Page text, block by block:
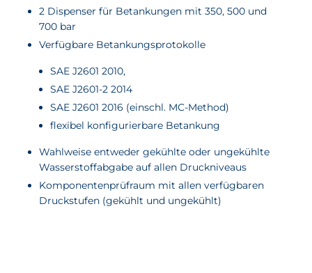
2 Dispenser für Betankungen mit 350, 500 und
700 bar
Verfügbare Betankungsprotokolle
SAE J2601 2010,
SAE J2601-2 2014
SAE J2601 2016 (einschl. MC-Method)
flexibel konfigurierbare Betankung
Wahlweise entweder gekühlte oder ungekühlte
Wasserstoffabgabe auf allen Druckniveaus
Komponentenprüfraum mit allen verfügbaren
Druckstufen (gekühlt und ungekühlt)